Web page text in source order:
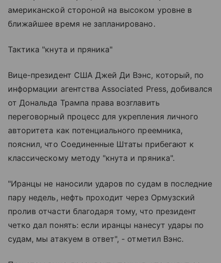
американской стороной на высоком уровне в
ближайшее время не запланировано.
Тактика "кнута и пряника"
Вице-президент США Джей Ди Вэнс, который, по
информации агентства Associated Press, добивался
от Дональда Трампа права возглавить
переговорный процесс для укрепления личного
авторитета как потенциального преемника,
пояснил, что Соединенные Штаты прибегают к
классическому методу "кнута и пряника".
"Иранцы не наносили ударов по судам в последние
пару недель, нефть проходит через Ормузский
пролив отчасти благодаря тому, что президент
четко дал понять: если иранцы нанесут удары по
судам, мы атакуем в ответ", - отметил Вэнс.